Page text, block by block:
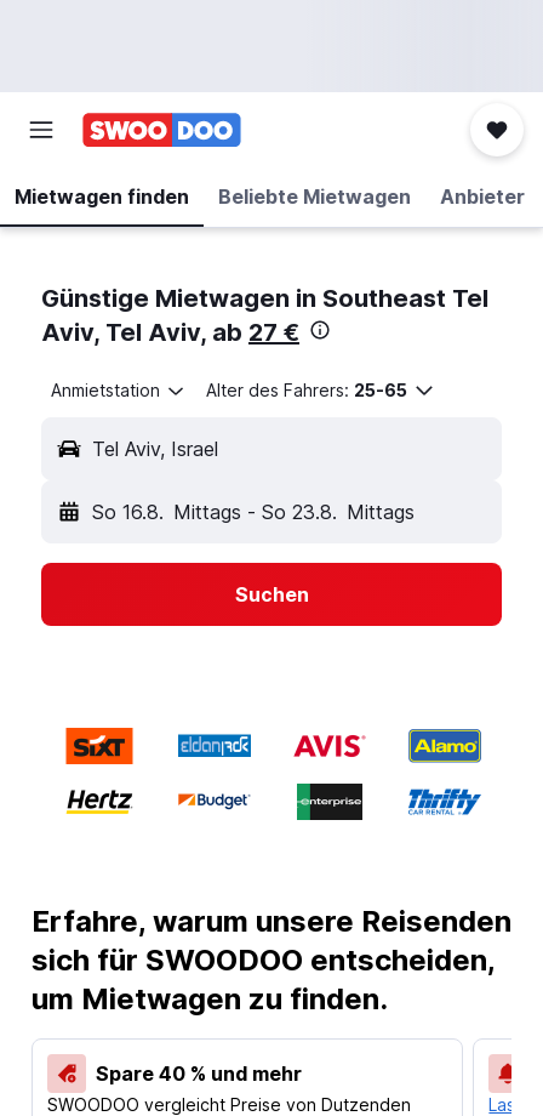
Mietwagen finden Beliebte Mietwagen Anbieter
Günstige Mietwagen in Southeast Tel
Aviv, Tel Aviv, ab 27 €
Anmietstation Alter des Fahrers: 25-65
Tel Aviv, Israel
So 16.8. Mittags - So 23.8. Mittags
Suchen
Erfahre, warum unsere Reisenden
sich für SWOODOO entscheiden,
um Mietwagen zu finden.
Spare 40 % und mehr
SWOODOO vergleicht Preise von Dutzenden
Lass